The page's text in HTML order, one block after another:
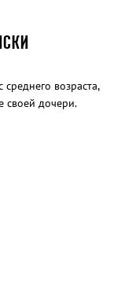
возраста,
своей дочери.